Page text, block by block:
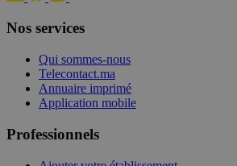
Nos services
Qui sommes-nous
Telecontact.ma
Annuaire imprimé
Application mobile
Professionnels